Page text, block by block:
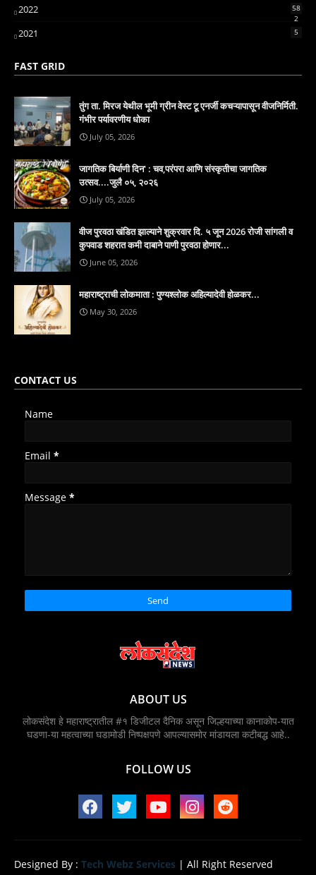
2022
58
2
2021 5
FAST GRID
तुंग ता. मिरज येथील भूमी ग्रीन वेस्ट टू एनर्जी कचऱ्यापासून वीजनिर्मिती.
गंभीर पर्यावरणीय धोका
July 05, 2026
जागतिक बिर्याणी दिन' : चव,परंपरा आणि संस्कृतीचा जागतिक
उत्सव....जुलै ०५, २०२६
July 05, 2026
वीज पुरवठा खंडित झाल्याने शुक्रवार दि. ५ जून 2026 रोजी सांगली व
कुपवाड शहरात कमी दाबाने पाणी पुरवठा होणार...
June 05, 2026
महाराष्ट्राची लोकमाता : पुण्यश्लोक अहिल्यादेवी होळकर...
May 30, 2026
CONTACT US
Name
Email *
Message *
ABOUT US
लोकसंदेश हे महाराष्ट्रातील #१ डिजीटल दैनिक असून जिल्हयाच्या कानाकोप-यात
घडणा-या महत्वाच्या घडामोडी निष्पक्षपणे आपल्यासमोर मांडायला कटीबद्ध आहे..
FOLLOW US
Designed By : Tech Webz Services | All Right Reserved